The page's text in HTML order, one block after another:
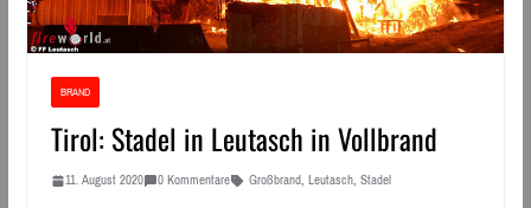
BRAND
Tirol: Stadel in Leutasch in Vollbrand
11. August 2020 0 Kommentare Großbrand, Leutasch, Stadel